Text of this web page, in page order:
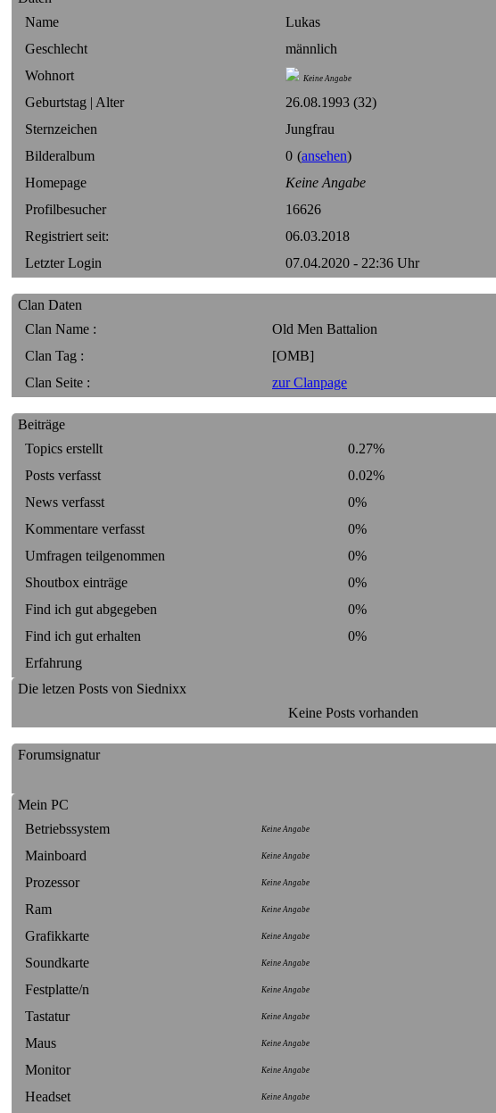
Name
Lukas
Geschlecht
männlich
Wohnort
Keine Angabe
Geburtstag | Alter
26.08.1993 (32)
Sternzeichen
Jungfrau
Bilderalbum
0 (ansehen)
Homepage
Keine Angabe
Profilbesucher
16626
Registriert seit:
06.03.2018
Letzter Login
07.04.2020 - 22:36 Uhr
Clan Daten
Clan Name :
Old Men Battalion
Clan Tag :
[OMB]
Clan Seite :
zur Clanpage
Beiträge
Topics erstellt
0.27%
Posts verfasst
0.02%
News verfasst
0%
Kommentare verfasst
0%
Umfragen teilgenommen
0%
Shoutbox einträge
0%
Find ich gut abgegeben
0%
Find ich gut erhalten
0%
Erfahrung
Die letzen Posts von Siednixx
Keine Posts vorhanden
Forumsignatur
Mein PC
Betriebssystem
Keine Angabe
Mainboard Keine Angabe
Prozessor Keine Angabe
Ram Keine Angabe
Grafikkarte Keine Angabe
Soundkarte Keine Angabe
Festplatte/n Keine Angabe
Tastatur Keine Angabe
Maus Keine Angabe
Monitor Keine Angabe
Headset Keine Angabe